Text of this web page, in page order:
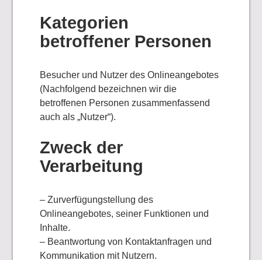
Kategorien
betroffener Personen
Besucher und Nutzer des Onlineangebotes
(Nachfolgend bezeichnen wir die
betroffenen Personen zusammenfassend
auch als „Nutzer“).
Zweck der
Verarbeitung
– Zurverfügungstellung des
Onlineangebotes, seiner Funktionen und
Inhalte.
– Beantwortung von Kontaktanfragen und
Kommunikation mit Nutzern.